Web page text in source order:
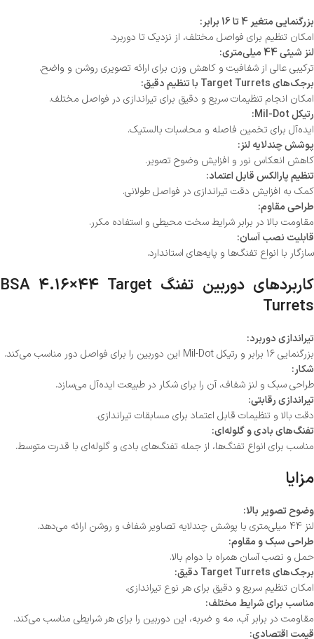
بزرگنمایی متغیر 4 تا 16 برابر:
امکان تنظیم برای فواصل مختلف، از نزدیک تا دوربرد.
لنز شیئی 44 میلی‌متری:
ترکیبی عالی از شفافیت و کاهش وزن برای ارائه تصویری روشن و واضح.
برجک‌های Target Turrets با تنظیم دقیق:
امکان انجام تنظیمات سریع و دقیق برای تیراندازی در فواصل مختلف.
رتیکل Mil-Dot:
ایده‌آل برای تخمین فاصله و محاسبات بالستیک.
پوشش چندلایه لنز:
کاهش انعکاس نور و افزایش وضوح تصویر.
تنظیم پارالکس قابل اعتماد:
کمک به افزایش دقت تیراندازی در فواصل طولانی.
طراحی مقاوم:
مقاومت بالا در برابر شرایط سخت محیطی و استفاده مکرر.
قابلیت نصب آسان:
سازگار با انواع تفنگ‌ها و پایه‌های استاندارد.
کاربردهای دوربین تفنگ BSA 4.16×44 Target
Turrets
تیراندازی دوربرد:
بزرگنمایی 16 برابر و رتیکل Mil-Dot این دوربین را برای فواصل دور مناسب می‌کند.
شکار:
طراحی سبک و لنز شفاف، آن را برای شکار در طبیعت ایده‌آل می‌سازد.
تیراندازی رقابتی:
دقت بالا و تنظیمات قابل اعتماد برای مسابقات تیراندازی.
تفنگ‌های بادی و گلوله‌ای:
مناسب برای انواع تفنگ‌ها، از جمله تفنگ‌های بادی و گلوله‌ای با قدرت متوسط.
مزایا
وضوح تصویر بالا:
لنز 44 میلی‌متری با پوشش چندلایه تصاویر شفاف و روشن ارائه می‌دهد.
طراحی سبک و مقاوم:
حمل و نصب آسان همراه با دوام بالا.
برجک‌های Target Turrets دقیق:
امکان تنظیم سریع و دقیق برای هر نوع تیراندازی.
مناسب برای شرایط مختلف:
مقاومت در برابر آب، مه و ضربه، این دوربین را برای هر شرایطی مناسب می‌کند.
قیمت اقتصادی: